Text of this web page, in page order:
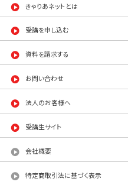
きゃりあネットとは
受講を申し込む
資料を請求する
お問い合わせ
法人のお客様へ
受講生サイト
会社概要
特定商取引法に基づく表示